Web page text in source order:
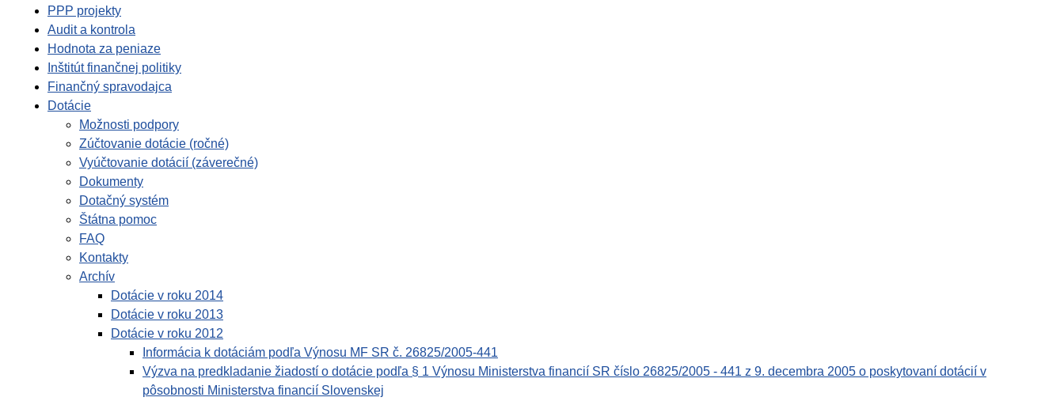
PPP projekty
Audit a kontrola
Hodnota za peniaze
Inštitút finančnej politiky
Finančný spravodajca
Dotácie
Možnosti podpory
Zúčtovanie dotácie (ročné)
Vyúčtovanie dotácií (záverečné)
Dokumenty
Dotačný systém
Štátna pomoc
FAQ
Kontakty
Archív
Dotácie v roku 2014
Dotácie v roku 2013
Dotácie v roku 2012
Informácia k dotáciám podľa Výnosu MF SR č. 26825/2005-441
Výzva na predkladanie žiadostí o dotácie podľa § 1 Výnosu Ministerstva financií SR číslo 26825/2005 - 441 z 9. decembra 2005 o poskytovaní dotácií v
pôsobnosti Ministerstva financií Slovenskej